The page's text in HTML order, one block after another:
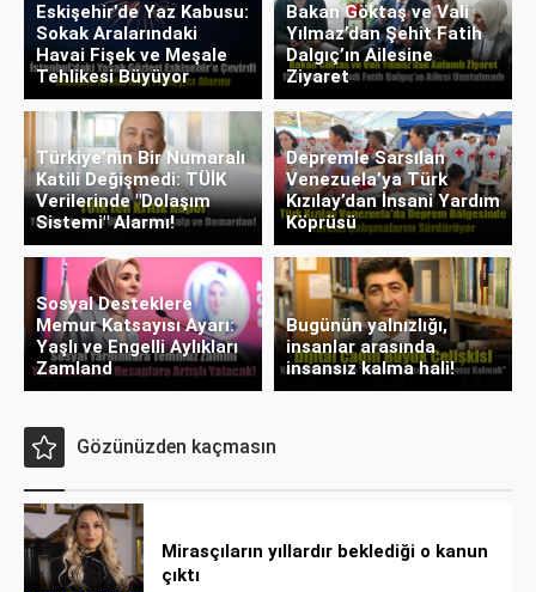
Eskişehir’de Yaz Kabusu:
Sokak Aralarındaki
Havai Fişek ve Meşale
Tehlikesi Büyüyor
Bakan Göktaş ve Vali
Yılmaz’dan Şehit Fatih
Dalgıç’ın Ailesine
Ziyaret
Türkiye’nin Bir Numaralı
Katili Değişmedi: TÜİK
Verilerinde "Dolaşım
Sistemi" Alarmı!
Depremle Sarsılan
Venezuela’ya Türk
Kızılay’dan İnsani Yardım
Köprüsü
Sosyal Desteklere
Memur Katsayısı Ayarı:
Yaşlı ve Engelli Aylıkları
Zamland
Bugünün yalnızlığı,
insanlar arasında
insansız kalma hali!
Gözünüzden kaçmasın
Mirasçıların yıllardır beklediği o kanun
çıktı